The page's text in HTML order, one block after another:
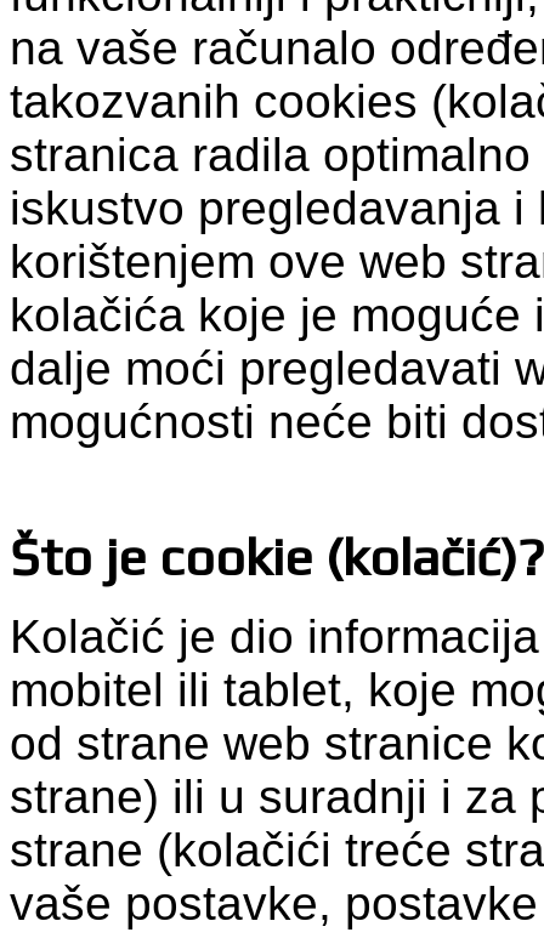
na vaše računalo
takozvanih cookies
stranica radila
iskustvo pregledavanja
korištenjem ove web
kolačića koje je
dalje moći pregledavati
mogućnosti neće biti
Što je cookie (kolačić)?
Kolačić je dio
mobitel ili tablet, koje
od strane web stranice
strane) ili u suradnji i za
strane (kolačići treće
vaše postavke,